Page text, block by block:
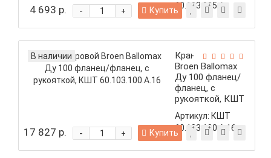
60.103.025.А
4 693 р. +
- Купить
В наличии
Кран шаровой
Broen Ballomax
Ду 100 фланец/
фланец, с
рукояткой, КШТ
60.103.100.А.16
Артикул: КШТ
60.103.100.А.16
17 827 р. +
- Купить